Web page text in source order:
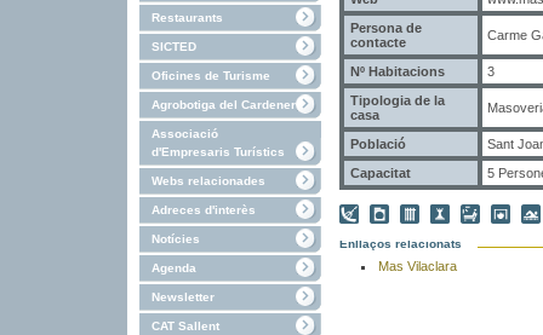
Restaurants
SICTED
Oficines de Turisme
Agrobotiga del Cardener
Associació
d'Empresaris Turístics
Webs relacionades
Adreces d'interès
Notícies
Agenda
Newsletter
CAT Sallent
Persona de
contacte
Carme
Nº Habitacions
3
Tipologia de la
casa
Població
Sant
Capacitat
5
Enllaços relacionats
Mas Vilaclara